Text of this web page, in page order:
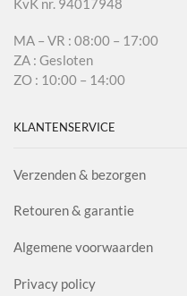
KvK nr. 94017948
MA – VR : 08:00 – 17:00
ZA : Gesloten
ZO : 10:00 – 14:00
KLANTENSERVICE
Verzenden & bezorgen
Retouren & garantie
Algemene voorwaarden
Privacy policy